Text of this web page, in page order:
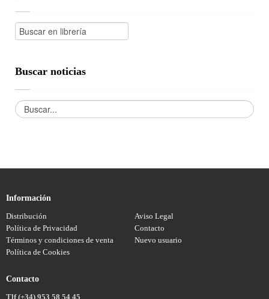
Buscar noticias
Información
Distribución
Aviso Legal
Política de Privacidad
Contacto
Términos y condiciones de venta
Nuevo usuario
Política de Cookies
Contacto
Tlf (+34) 953 58 54 45